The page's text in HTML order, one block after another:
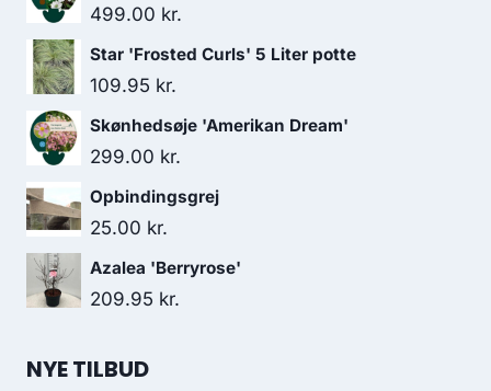
499.00 kr.
Star 'Frosted Curls' 5 Liter potte
109.95 kr.
Skønhedsøje 'Amerikan Dream'
299.00 kr.
Opbindingsgrej
25.00 kr.
Azalea 'Berryrose'
209.95 kr.
NYE TILBUD